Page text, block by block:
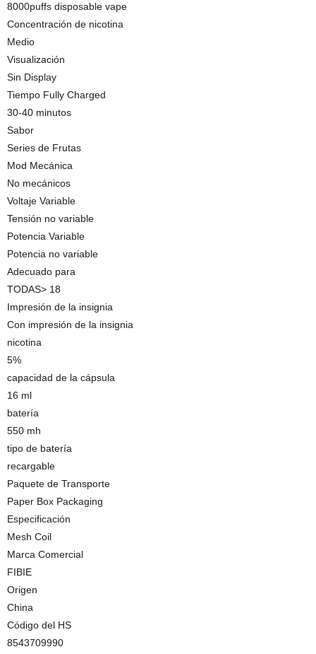
8000puffs disposable vape
Concentración de nicotina
Medio
Visualización
Sin Display
Tiempo Fully Charged
30-40 minutos
Sabor
Series de Frutas
Mod Mecánica
No mecánicos
Voltaje Variable
Tensión no variable
Potencia Variable
Potencia no variable
Adecuado para
TODAS> 18
Impresión de la insignia
Con impresión de la insignia
nicotina
5%
capacidad de la cápsula
16 ml
batería
550 mh
tipo de batería
recargable
Paquete de Transporte
Paper Box Packaging
Especificación
Mesh Coil
Marca Comercial
FIBIE
Origen
China
Código del HS
8543709990